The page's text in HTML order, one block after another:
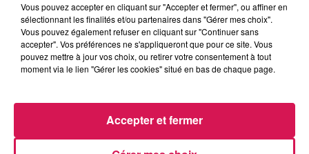
Revivez les meilleurs moments de la Ligne des Auditeurs
Vous pouvez accepter en cliquant sur "Accepter et fermer", ou affiner en
sélectionnant les finalités et/ou partenaires dans "Gérer mes choix".
Vous pouvez également refuser en cliquant sur "Continuer sans
accepter". Vos préférences ne s'appliqueront que pour ce site. Vous
pouvez mettre à jour vos choix, ou retirer votre consentement à tout
moment via le lien "Gérer les cookies" situé en bas de chaque page.
Accepter et fermer